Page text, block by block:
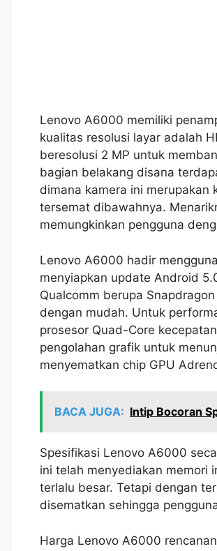
Lenovo A6000 memiliki
kualitas resolusi layar adalah
beresolusi 2 MP untuk
bagian belakang disana
dimana kamera ini merupakan
tersemat dibawahnya.
memungkinkan pengguna
Lenovo A6000 hadir
menyiapkan update Android
Qualcomm berupa
dengan mudah. Untuk
prosesor Quad-Core
pengolahan grafik untuk
menyematkan chip GPU
BACA JUGA: Intip Bocoran
Spesifikasi Lenovo A6000
ini telah menyediakan memori
terlalu besar. Tetapi dengan
disematkan sehingga
Harga Lenovo A6000